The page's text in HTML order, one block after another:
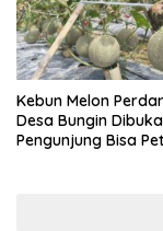
Kebun Melon
Desa Bungin
Pengunjung Bisa